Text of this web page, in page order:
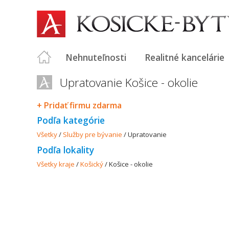
Nehnuteľnosti Realitné kancelárie
Upratovanie Košice - okolie
+ Pridať firmu zdarma
Podľa kategórie
Všetky/Služby pre bývanie /Upratovanie
Podľa lokality
Všetky kraje /Košický/Košice - okolie